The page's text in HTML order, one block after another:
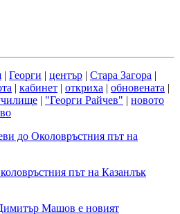
| Георги | център | Стара Загора |
| кабинет | откриха | обновената |
| "Георги Райчев" | новото
път на Казанлък